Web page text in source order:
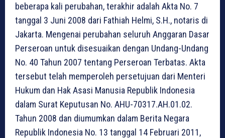
beberapa kali perubahan, terakhir adalah Akta No. 7
tanggal 3 Juni 2008 dari Fathiah Helmi, S.H., notaris di
Jakarta. Mengenai perubahan seluruh Anggaran Dasar
Perseroan untuk disesuaikan dengan Undang-Undang
No. 40 Tahun 2007 tentang Perseroan Terbatas. Akta
tersebut telah memperoleh persetujuan dari Menteri
Hukum dan Hak Asasi Manusia Republik Indonesia
dalam Surat Keputusan No. AHU-70317.AH.01.02.
Tahun 2008 dan diumumkan dalam Berita Negara
Republik Indonesia No. 13 tanggal 14 Februari 2011,